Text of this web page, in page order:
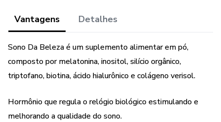
Biotina - Promove a saúde da pele, pois garante a
Silício Orgânico - Atua diretamente sobre o metabolismo
celular, o que confere elasticidade, flexibilidade e firmeza
Triptofano - É um dos principais ajudantes na formação de
Vantagens Detalhes
Sono Da Beleza é um suplemento alimentar em pó,
composto por melatonina, inositol, silício orgânico,
triptofano, biotina, ácido hialurônico e colágeno verisol.
Hormônio que regula o relógio biológico estimulando e
melhorando a qualidade do sono.